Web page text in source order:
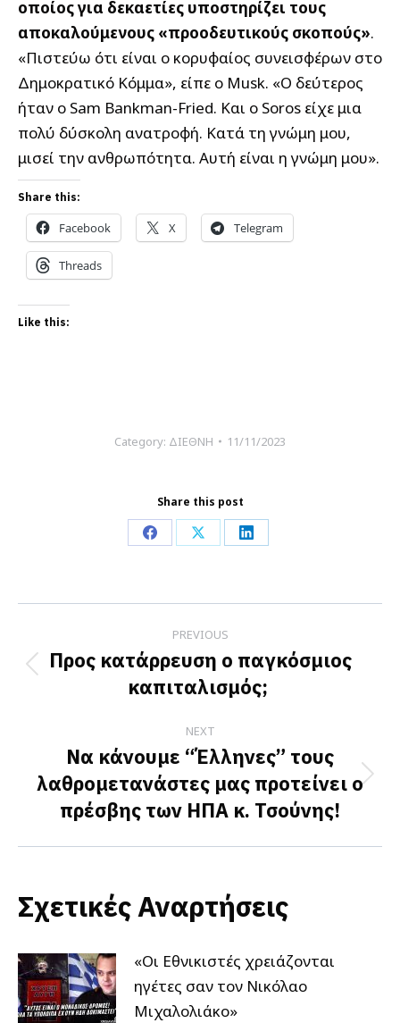
οποίος για δεκαετίες υποστηρίζει τους
αποκαλούμενους «προοδευτικούς σκοπούς».
«Πιστεύω ότι είναι ο κορυφαίος συνεισφέρων στο
Δημοκρατικό Κόμμα», είπε ο Musk. «Ο δεύτερος
ήταν ο Sam Bankman-Fried. Και ο Soros είχε μια
πολύ δύσκολη ανατροφή. Κατά τη γνώμη μου,
μισεί την ανθρωπότητα. Αυτή είναι η γνώμη μου».
Share this:
Facebook X Telegram
Threads
Like this:
Category: ΔΙΕΘΝΗ 11/11/2023
Share this post
Share
Facebook
Share
X
Share
LinkedIn
navigation
PREVIOUS
Previous
post:
Προς κατάρρευση ο παγκόσμιος
καπιταλισμός;
NEXT
Next
post:
Να κάνουμε “Έλληνες” τους
λαθρομετανάστες μας προτείνει ο
πρέσβης των ΗΠΑ κ. Τσούνης!
Σχετικές Αναρτήσεις
«Οι Εθνικιστές χρειάζονται
ηγέτες σαν τον Νικόλαο
Μιχαλολιάκο»